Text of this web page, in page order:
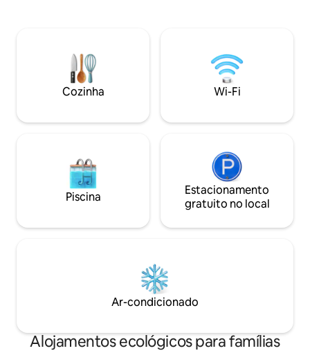
limpa com uma cama de casal e duas
camas de solteiro, banheiro privativo,
varanda privativa, café/ chá e área de
direção à floresta
para o terraço
sul. Vista
Cozinha Wi-Fi
Piscina
Estacionamento
gratuito no local
Ar-condicionado
Alojamentos ecológicos para famílias